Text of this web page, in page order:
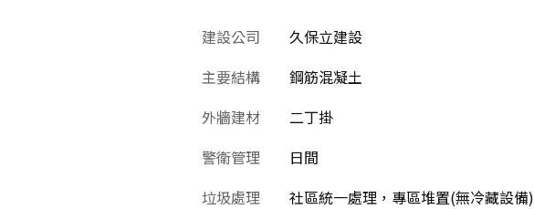
建設公司
久保立建設
主要結構
鋼筋混凝土
外牆建材
二丁掛
警衛管理
日間
垃圾處理
社區統一處理，專區堆置(無冷藏設備)